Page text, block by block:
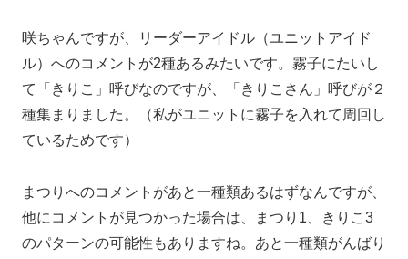
咲ちゃんですが、リーダーアイドル（ユニットアイド
ル）へのコメントが2種あるみたいです。霧子にたいし
て「きりこ」呼びなのですが、「きりこさん」呼びが２
種集まりました。（私がユニットに霧子を入れて周回し
ているためです）
まつりへのコメントがあと一種類あるはずなんですが、
他にコメントが見つかった場合は、まつり1、きりこ3
のパターンの可能性もありますね。あと一種類がんばり